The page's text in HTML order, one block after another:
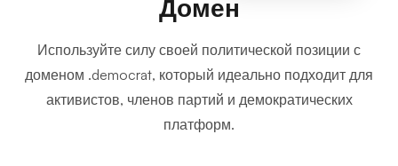
Домен
Используйте силу своей политической позиции с
доменом .democrat, который идеально подходит для
активистов, членов партий и демократических
платформ.